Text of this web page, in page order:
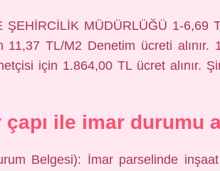
ŞEHİRCİLİK MÜDÜRLÜĞÜ 1-6,69
TL/M2 Denetim ücreti alınır.
için 1.864,00 TL ücret alınır.
çapı ile imar durumu
Belgesi): İmar parselinde